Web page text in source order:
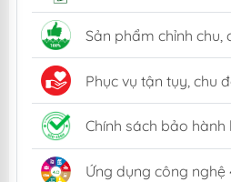
Sản phẩm chỉnh chu,
Phục vụ tận tụy, chu
Chính sách bảo
Ứng dụng công nghệ